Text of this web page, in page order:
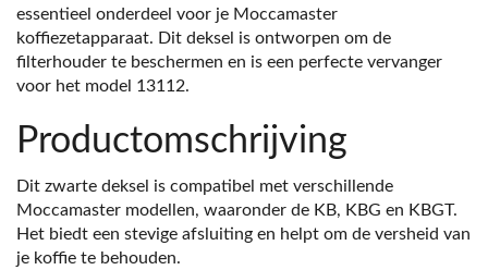
essentieel onderdeel voor je Moccamaster
koffiezetapparaat. Dit deksel is ontworpen om de
filterhouder te beschermen en is een perfecte vervanger
voor het model 13112.
Productomschrijving
Dit zwarte deksel is compatibel met verschillende
Moccamaster modellen, waaronder de KB, KBG en KBGT.
Het biedt een stevige afsluiting en helpt om de versheid van
je koffie te behouden.